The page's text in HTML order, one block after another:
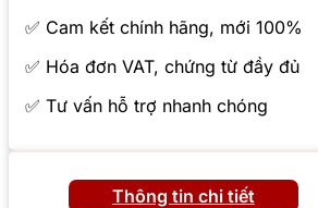
✅ Cam kết chính hãng, mới 100%
✅ Hóa đơn VAT, chứng từ đầy đủ
✅ Tư vấn hỗ trợ nhanh chóng
Thông tin chi tiết